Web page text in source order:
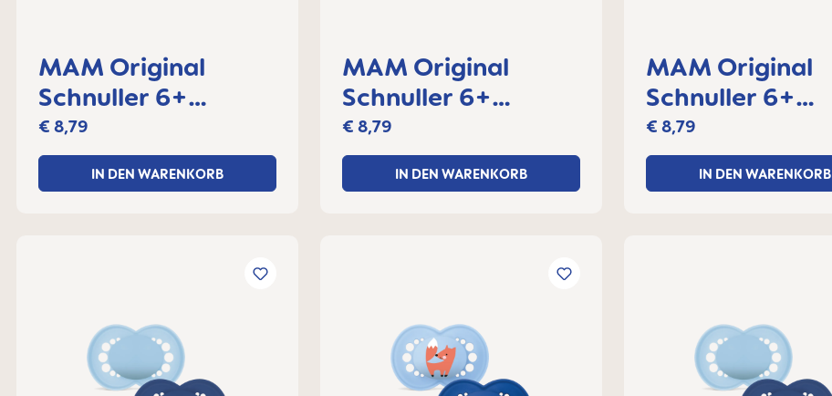
MAM Original
Schnuller 6+
Monate, 2er Set
€ 8,79
IN DEN WARENKORB
MAM Original
Schnuller 6+
Monate, 2er Set
€ 8,79
IN DEN WARENKORB
MAM Original
Schnuller 6+
Monate, 2er Set
€ 8,79
IN DEN WARENKORB